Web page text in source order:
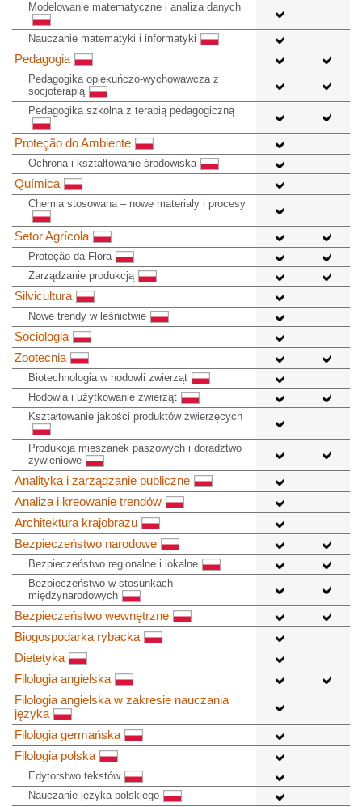
Modelowanie matematyczne i analiza danych
Nauczanie matematyki i informatyki
Pedagogia
Pedagogika opiekuńczo-wychowawcza z
socjoterapią
Pedagogika szkolna z terapią pedagogiczną
Proteção do Ambiente
Ochrona i kształtowanie środowiska
Química
Chemia stosowana – nowe materiały i procesy
Setor Agrícola
Proteção da Flora
Zarządzanie produkcją
Silvicultura
Nowe trendy w leśnictwie
Sociologia
Zootecnia
Biotechnologia w hodowli zwierząt
Hodowla i użytkowanie zwierząt
Kształtowanie jakości produktów zwierzęcych
Produkcja mieszanek paszowych i doradztwo
żywieniowe
Analityka i zarządzanie publiczne
Analiza i kreowanie trendów
Architektura krajobrazu
Bezpieczeństwo narodowe
Bezpieczeństwo regionalne i lokalne
Bezpieczeństwo w stosunkach
międzynarodowych
Bezpieczeństwo wewnętrzne
Biogospodarka rybacka
Dietetyka
Filologia angielska
Filologia angielska w zakresie nauczania
języka
Filologia germańska
Filologia polska
Edytorstwo tekstów
Nauczanie języka polskiego